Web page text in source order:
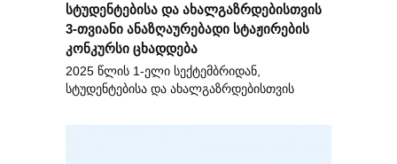
სტუდენტებისა და ახალგაზრდებისთვის
3-თვიანი ანაზღაურებადი სტაჟირების
კონკურსი ცხადდება
2025 წლის 1-ელი სექტემბრიდან,
სტუდენტებისა და ახალგაზრდებისთვის